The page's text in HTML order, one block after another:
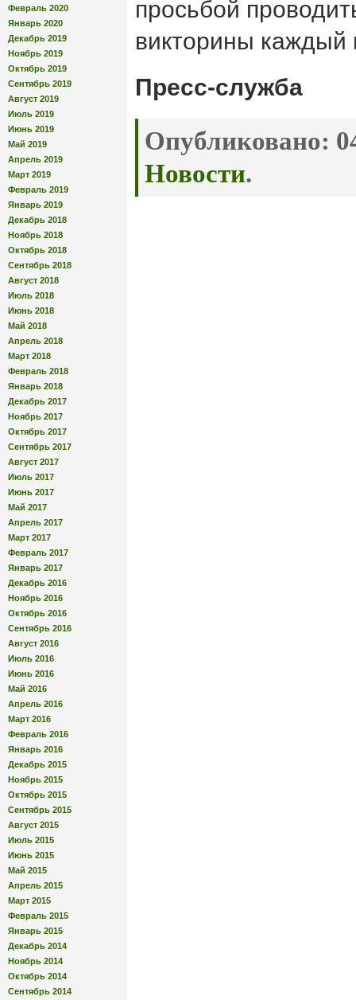
Февраль 2020
Январь 2020
Декабрь 2019
Ноябрь 2019
Октябрь 2019
Сентябрь 2019
Август 2019
Июль 2019
Июнь 2019
Май 2019
Апрель 2019
Март 2019
Февраль 2019
Январь 2019
Декабрь 2018
Ноябрь 2018
Октябрь 2018
Сентябрь 2018
Август 2018
Июль 2018
Июнь 2018
Май 2018
Апрель 2018
Март 2018
Февраль 2018
Январь 2018
Декабрь 2017
Ноябрь 2017
Октябрь 2017
Сентябрь 2017
Август 2017
Июль 2017
Июнь 2017
Май 2017
Апрель 2017
Март 2017
Февраль 2017
Январь 2017
Декабрь 2016
Ноябрь 2016
Октябрь 2016
Сентябрь 2016
Август 2016
Июль 2016
Июнь 2016
Май 2016
Апрель 2016
Март 2016
Февраль 2016
Январь 2016
Декабрь 2015
Ноябрь 2015
Октябрь 2015
Сентябрь 2015
Август 2015
Июль 2015
Июнь 2015
Май 2015
Апрель 2015
Март 2015
Февраль 2015
Январь 2015
Декабрь 2014
Ноябрь 2014
Октябрь 2014
Сентябрь 2014
просьбой
викторины каждый
Пресс-служба
Опубликовано:
Новости.